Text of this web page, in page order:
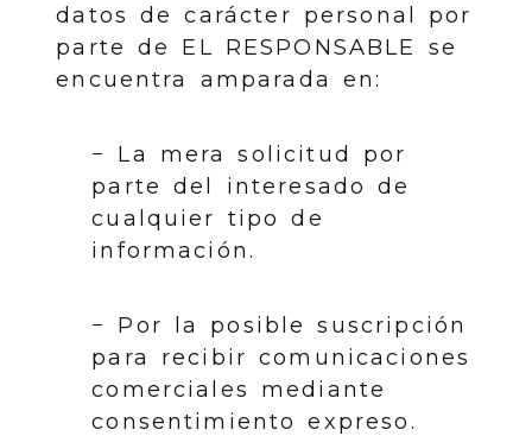
datos de carácter personal por
parte de EL RESPONSABLE se
encuentra amparada en:
− La mera solicitud por
parte del interesado de
cualquier tipo de
información.
− Por la posible suscripción
para recibir comunicaciones
comerciales mediante
consentimiento expreso.